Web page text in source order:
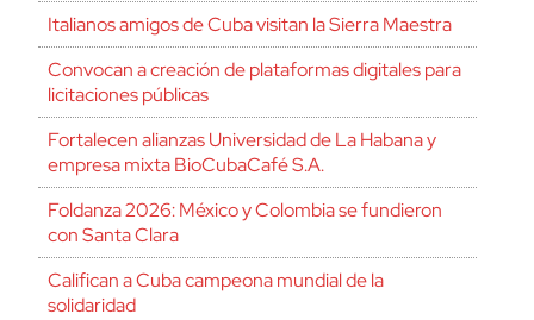
Italianos amigos de Cuba visitan la Sierra Maestra
Convocan a creación de plataformas digitales para
licitaciones públicas
Fortalecen alianzas Universidad de La Habana y
empresa mixta BioCubaCafé S.A.
Foldanza 2026: México y Colombia se fundieron
con Santa Clara
Califican a Cuba campeona mundial de la
solidaridad